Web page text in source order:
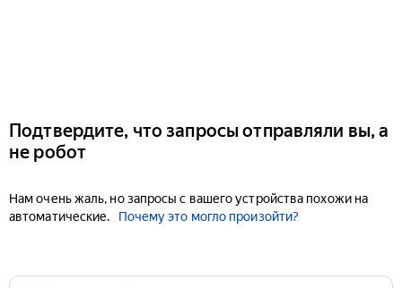
Подтвердите, что запросы отправляли вы, а
не робот
Нам очень жаль, но запросы с вашего устройства похожи на
автоматические.
Почему это могло произойти?